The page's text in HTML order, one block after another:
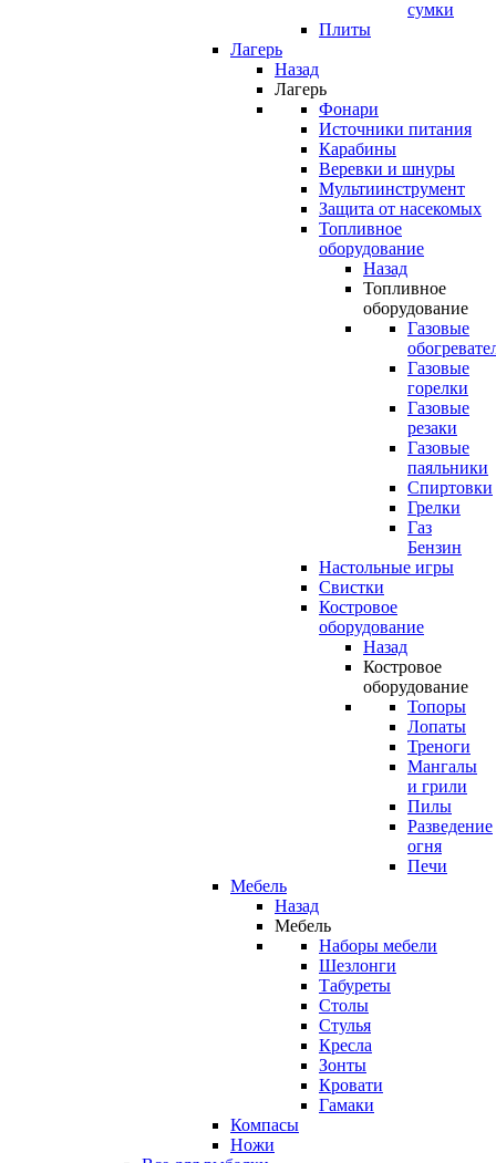
сумки
Плиты
Лагерь
Назад
Лагерь
Фонари
Источники питания
Карабины
Веревки и шнуры
Мультиинструмент
Защита от насекомых
Топливное
оборудование
Назад
Топливное
оборудование
Газовые
Газовые
горелки
Газовые
резаки
Газовые
паяльники
Спиртовки
Грелки
Газ
Бензин
Настольные игры
Свистки
Костровое
оборудование
Назад
Костровое
оборудование
Топоры
Лопаты
Треноги
Мангалы
и грили
Пилы
Разведение
огня
Печи
Мебель
Назад
Мебель
Наборы мебели
Шезлонги
Табуреты
Столы
Стулья
Кресла
Зонты
Кровати
Гамаки
Компасы
Ножи